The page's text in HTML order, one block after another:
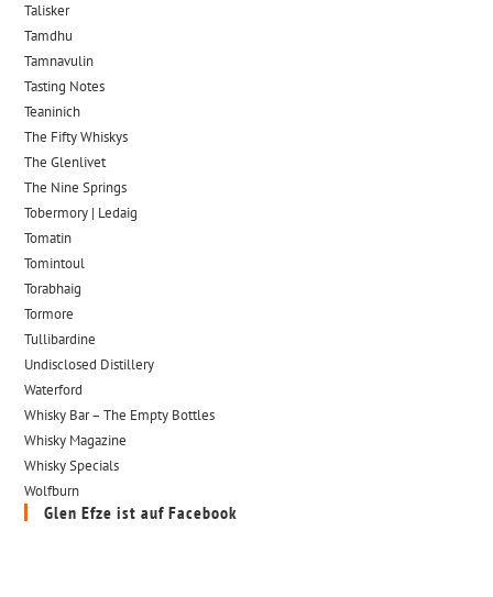
Talisker
Tamdhu
Tamnavulin
Tasting Notes
Teaninich
The Fifty Whiskys
The Glenlivet
The Nine Springs
Tobermory | Ledaig
Tomatin
Tomintoul
Torabhaig
Tormore
Tullibardine
Undisclosed Distillery
Waterford
Whisky Bar – The Empty Bottles
Whisky Magazine
Whisky Specials
Wolfburn
Glen Efze ist auf Facebook